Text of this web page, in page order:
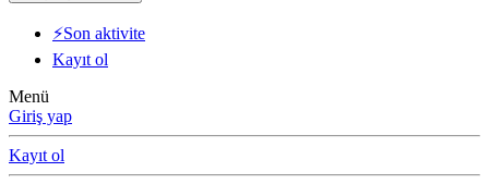
⚡Son aktivite
Kayıt ol
Menü
Giriş yap
Kayıt ol